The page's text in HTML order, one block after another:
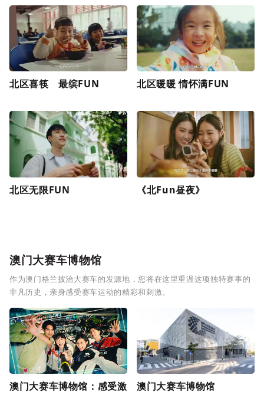
北区喜筷 最缤FUN 北区暖暖 情怀满FUN
北区无限FUN 《北Fun昼夜》
澳门大赛车博物馆
作为澳门格兰披治大赛车的发源地，您将在这里重温这项独特赛事的
非凡历史，亲身感受赛车运动的精彩和刺激。
澳门大赛车博物馆：感受激
澳门大赛车博物馆